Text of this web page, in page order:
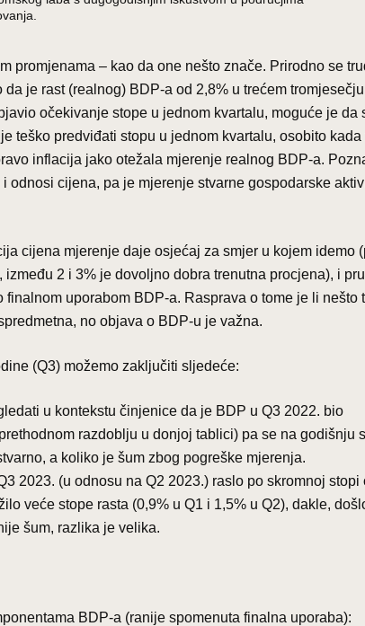
promjenama – kao da one nešto znače. Prirodno se
je rast (realnog) BDP-a od 2,8% u trećem
očekivanje stope u jednom kvartalu, moguće je da
teško predviđati stopu u jednom kvartalu, osobito kada
inflacija jako otežala mjerenje realnog BDP-a.
cijena, pa je mjerenje stvarne gospodarske
cijena mjerenje daje osjećaj za smjer u kojem idemo
2 i 3% je dovoljno dobra trenutna procjena), i
uporabom BDP-a. Rasprava o tome je li nešto
no objava o BDP-u je važna.
(Q3) možemo zaključiti sljedeće:
u kontekstu činjenice da je BDP u Q3 2022. bio
razdoblju u donjoj tablici) pa se na godišnju
a koliko je šum zbog pogreške mjerenja.
2023. (u odnosu na Q2 2023.) raslo po skromnoj stopi
veće stope rasta (0,9% u Q1 i 1,5% u Q2), dakle,
šum, razlika je velika.
BDP-a (ranije spomenuta finalna uporaba):